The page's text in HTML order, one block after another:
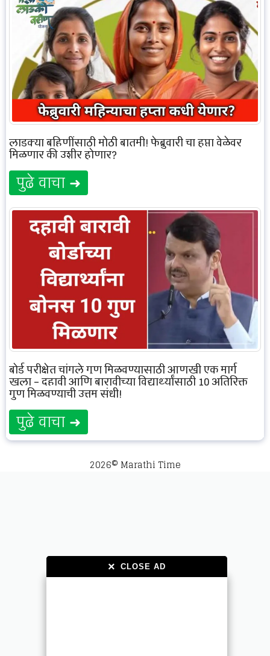
× CLOSE AD
× CLOSE AD
लाडक्या बहिणींसाठी मोठी बातमी! फेब्रुवारी चा हप्ता वेळेवर
मिळणार की उशीर होणार?
पुढे वाचा ➜
बोर्ड परीक्षेत चांगले गुण मिळवण्यासाठी आणखी एक मार्ग
खुला – दहावी आणि बारावीच्या विद्यार्थ्यांसाठी 10 अतिरिक्त
गुण मिळवण्याची उत्तम संधी!
पुढे वाचा ➜
2026© Marathi Time